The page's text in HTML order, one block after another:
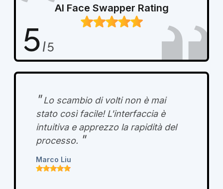
AI Face Swapper Rating
" Lo scambio di volti non è mai
stato così facile! L'interfaccia è
intuitiva e apprezzo la rapidità del
processo. "
Marco Liu